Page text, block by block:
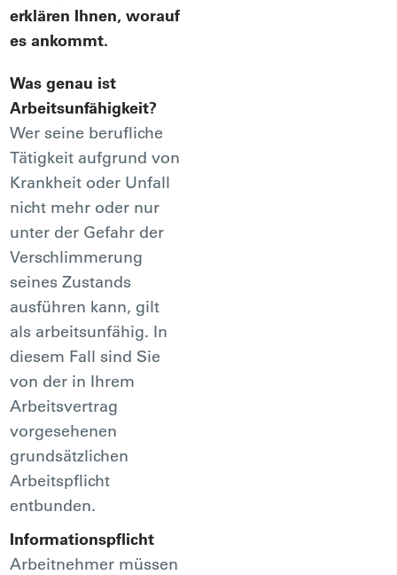
erklären Ihnen, worauf
es ankommt.
Was genau ist
Arbeitsunfähigkeit?
Wer seine berufliche
Tätigkeit aufgrund von
Krankheit oder Unfall
nicht mehr oder nur
unter der Gefahr der
Verschlimmerung
seines Zustands
ausführen kann, gilt
als arbeitsunfähig. In
diesem Fall sind Sie
von der in Ihrem
Arbeitsvertrag
vorgesehenen
grundsätzlichen
Arbeitspflicht
entbunden.
Informationspflicht
Arbeitnehmer müssen